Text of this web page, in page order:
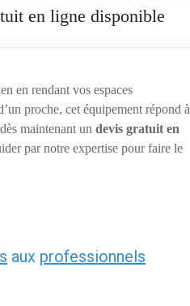
en ligne disponible
en rendant vos espaces
proche, cet équipement répond à
maintenant un devis gratuit en
par notre expertise pour faire le
aux professionnels